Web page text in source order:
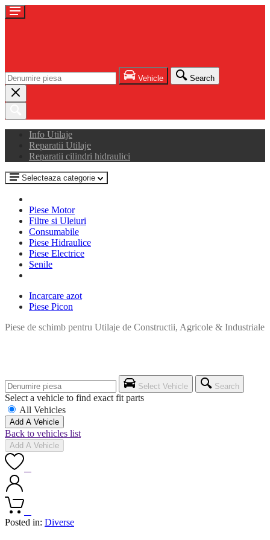
Vehicle Search
Info Utilaje
Reparatii Utilaje
Reparatii cilindri hidraulici
Selecteaza categorie
Piese Motor
Filtre si Uleiuri
Consumabile
Piese Hidraulice
Piese Electrice
Senile
Incarcare azot
Piese Picon
Piese de schimb pentru Utilaje de Constructii, Agricole & Industriale
Select Vehicle Search
Select a vehicle to find exact fit parts
All Vehicles
Add A Vehicle
Back to vehicles list
Add A Vehicle
Posted in: Diverse